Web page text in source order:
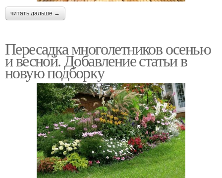
читать дальше →
Пересадка многолетников осенью
и весной. Добавление статьи в
новую подборку